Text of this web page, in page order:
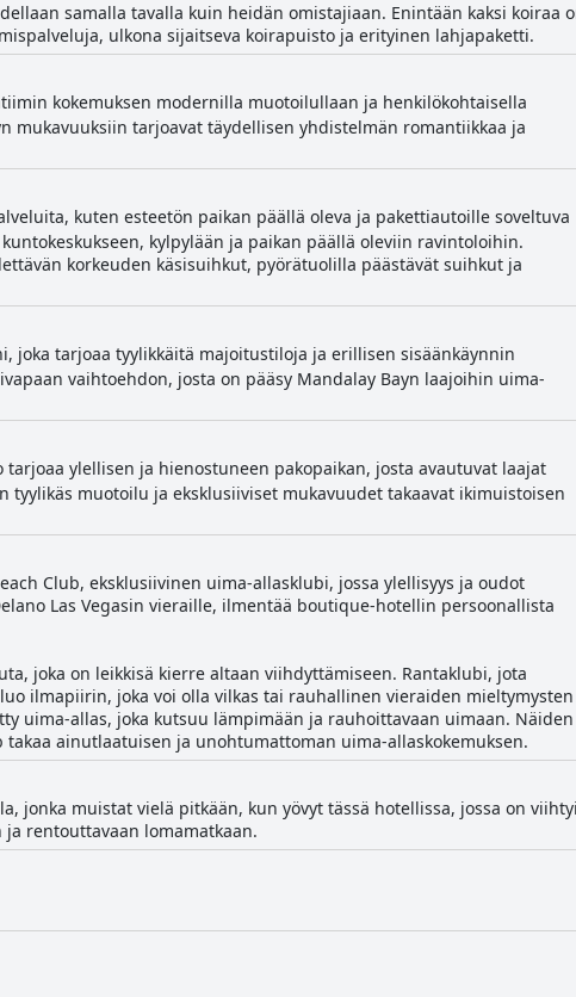
samalla tavalla kuin heidän omistajiaan. Enintään kaksi koiraa
ulkona sijaitseva koirapuisto ja erityinen lahjapaketti.
kokemuksen modernilla muotoilullaan ja henkilökohtaisella
mukavuuksiin tarjoavat täydellisen yhdistelmän romantiikkaa ja
kuten esteetön paikan päällä oleva ja pakettiautoille soveltuva
kylpylään ja paikan päällä oleviin ravintoloihin.
korkeuden käsisuihkut, pyörätuolilla päästävät suihkut ja
joka tarjoaa tyylikkäitä majoitustiloja ja erillisen sisäänkäynnin
vaihtoehdon, josta on pääsy Mandalay Bayn laajoihin uima-
ylellisen ja hienostuneen pakopaikan, josta avautuvat laajat
tyylikäs muotoilu ja eksklusiiviset mukavuudet takaavat ikimuistoisen
Club, eksklusiivinen uima-allasklubi, jossa ylellisyys ja oudot
Las Vegasin vieraille, ilmentää boutique-hotellin persoonallista
joka on leikkisä kierre altaan viihdyttämiseen. Rantaklubi, jota
ilmapiirin, joka voi olla vilkas tai rauhallinen vieraiden mieltymysten
uima-allas, joka kutsuu lämpimään ja rauhoittavaan uimaan. Näiden
ainutlaatuisen ja unohtumattoman uima-allaskokemuksen.
jonka muistat vielä pitkään, kun yövyt tässä hotellissa, jossa on
rentouttavaan lomamatkaan.